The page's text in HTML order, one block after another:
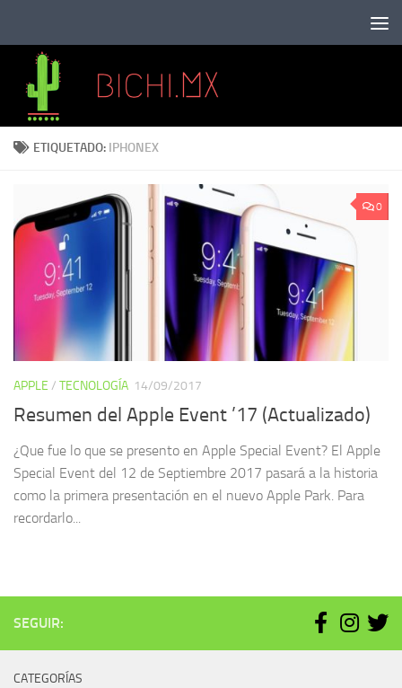
ETIQUETADO: IPHONEX
0
APPLE / TECNOLOGÍA 14/09/2017
Resumen del Apple Event ’17 (Actualizado)
¿Que fue lo que se presento en Apple Special Event? El Apple
Special Event del 12 de Septiembre 2017 pasará a la historia
como la primera presentación en el nuevo Apple Park. Para
recordarlo...
SEGUIR:
CATEGORÍAS